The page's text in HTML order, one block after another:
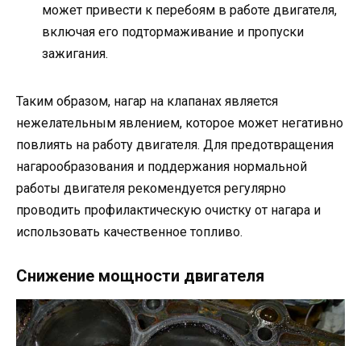
может привести к перебоям в работе двигателя,
включая его подтормаживание и пропуски
зажигания.
Таким образом, нагар на клапанах является
нежелательным явлением, которое может негативно
повлиять на работу двигателя. Для предотвращения
нагарообразования и поддержания нормальной
работы двигателя рекомендуется регулярно
проводить профилактическую очистку от нагара и
использовать качественное топливо.
Снижение мощности двигателя